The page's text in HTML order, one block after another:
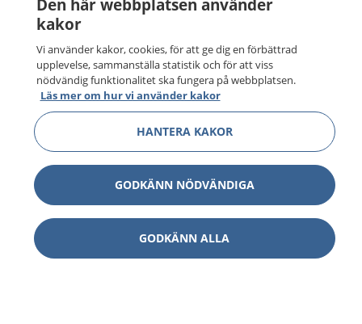
Den här webbplatsen använder
kakor
Vi använder kakor, cookies, för att ge dig en förbättrad
upplevelse, sammanställa statistik och för att viss
nödvändig funktionalitet ska fungera på webbplatsen.
Läs mer om hur vi använder kakor
HANTERA KAKOR
GODKÄNN NÖDVÄNDIGA
GODKÄNN ALLA